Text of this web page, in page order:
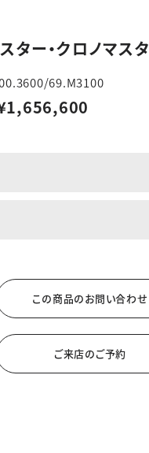
ター・クロノマス
69.M3100
この商品のお問い合わせ
ご来店のご予約